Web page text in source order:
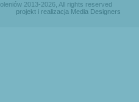
2013-2026, All rights reserved
projekt i realizacja Media Designers